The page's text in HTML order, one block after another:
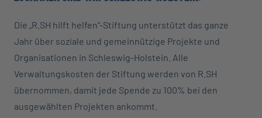
Die „R.SH hilft helfen“-Stiftung unterstützt das ganze
Jahr über soziale und gemeinnützige Projekte und
Organisationen in Schleswig-Holstein. Alle
Verwaltungskosten der Stiftung werden von R.SH
übernommen, damit jede Spende zu 100% bei den
ausgewählten Projekten ankommt.